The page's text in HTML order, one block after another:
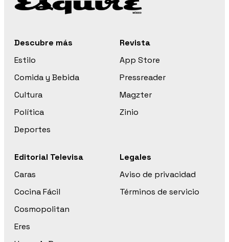
Descubre más
Estilo
Comida y Bebida
Cultura
Política
Deportes
Revista
App Store
Pressreader
Magzter
Zinio
Editorial Televisa
Caras
Cocina Fácil
Cosmopolitan
Eres
Legales
Aviso de privacidad
Términos de servicio